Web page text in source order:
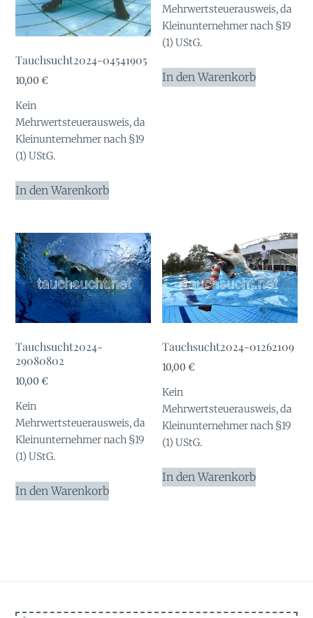
Tauchsucht2024-04541905
10,00€
Kein
Mehrwertsteuerausweis, da
Kleinunternehmer nach §19
(1) UStG.
In den Warenkorb
Mehrwertsteuerausweis, da
Kleinunternehmer nach §19
(1) UStG.
In den Warenkorb
Tauchsucht2024-
29080802
10,00€
Kein
Mehrwertsteuerausweis, da
Kleinunternehmer nach §19
(1) UStG.
In den Warenkorb
Tauchsucht2024-01262109
10,00€
Kein
Mehrwertsteuerausweis, da
Kleinunternehmer nach §19
(1) UStG.
In den Warenkorb